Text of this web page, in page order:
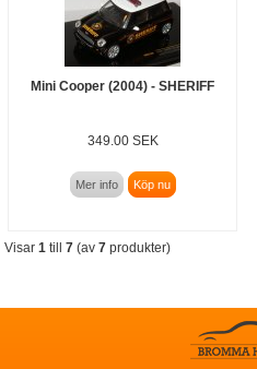
Mini Cooper (2004) - SHERIFF
349.00 SEK
Mer info Köp nu
Visar1 till7 (av7 produkter)